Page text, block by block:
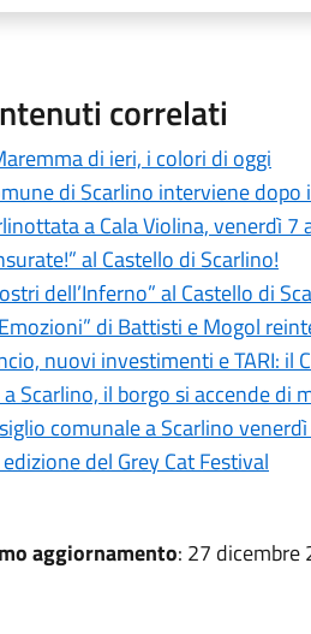
correlati
di ieri, i colori di oggi
di Scarlino interviene
a Cala Violina, venerdì
al Castello di Scarlino!
dell’Inferno” al Castello di
di Battisti e Mogol
nuovi investimenti e TARI: il
Scarlino, il borgo si accende di
comunale a Scarlino
del Grey Cat Festival
aggiornamento: 27 dicembre